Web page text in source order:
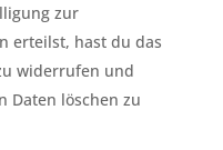
zur
erteilst, hast du das
widerrufen und
Daten löschen zu